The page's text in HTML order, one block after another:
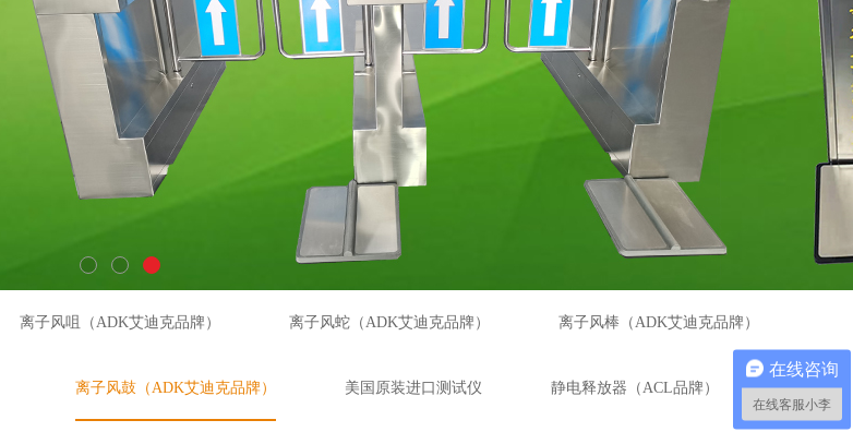
离子风咀（ADK艾迪克品牌） 离子风蛇（ADK艾迪克品牌） 离子风棒（ADK艾迪克品牌）
离子风鼓（ADK艾迪克品牌） 美国原装进口测试仪 静电释放器（ACL品牌）
在线咨询
在线客服小李